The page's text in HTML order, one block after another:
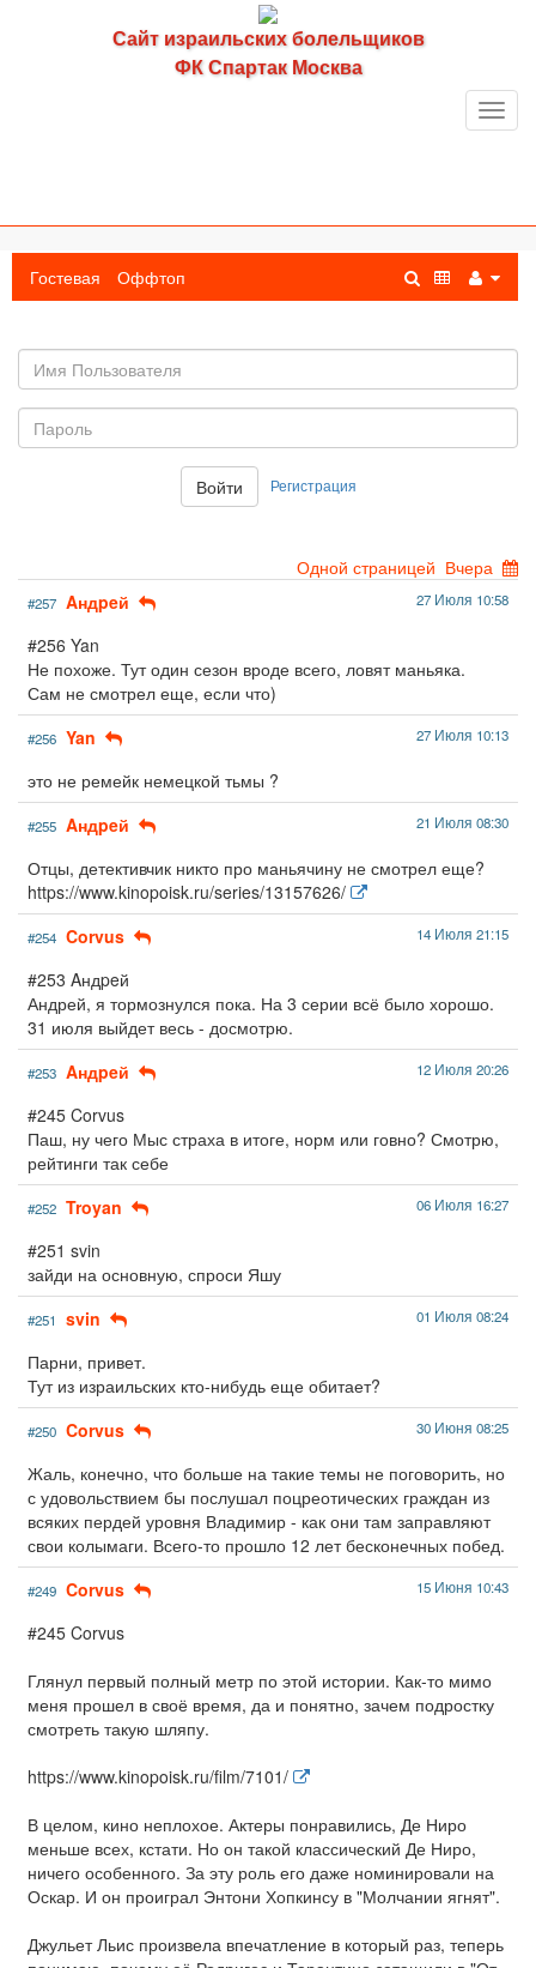
Сайт израильских болельщиков
ФК Спартак Москва
Гостевая Оффтоп
пользователя
Войти Регистрация
Одной страницей Вчера
#257 Aндpeй 27 Июля 10:58
#256 Yan
Не похоже. Тут один сезон вроде всего, ловят маньяка.
Сам не смотрел еще, если что)
#256 Yan 27 Июля 10:13
это не ремейк немецкой тьмы ?
#255 Aндpeй 21 Июля 08:30
Отцы, детективчик никто про маньячину не смотрел еще?
https://www.kinopoisk.ru/series/13157626/
#254 Corvus 14 Июля 21:15
#253 Aндpeй
Андрей, я тормознулся пока. На 3 серии всё было хорошо.
31 июля выйдет весь - досмотрю.
#253 Aндpeй 12 Июля 20:26
#245 Corvus
Паш, ну чего Мыс страха в итоге, норм или говно? Смотрю,
рейтинги так себе
#252 Troyan 06 Июля 16:27
#251 svin
зайди на основную, спроси Яшу
#251 svin 01 Июля 08:24
Парни, привет.
Тут из израильских кто-нибудь еще обитает?
#250 Corvus 30 Июня 08:25
Жаль, конечно, что больше на такие темы не поговорить, но
с удовольствием бы послушал поцреотических граждан из
всяких пердей уровня Владимир - как они там заправляют
свои колымаги. Всего-то прошло 12 лет бесконечных побед.
#249 Corvus 15 Июня 10:43
#245 Corvus
Глянул первый полный метр по этой истории. Как-то мимо
меня прошел в своё время, да и понятно, зачем подростку
смотреть такую шляпу.
https://www.kinopoisk.ru/film/7101/
В целом, кино неплохое. Актеры понравились, Де Ниро
меньше всех, кстати. Но он такой классический Де Ниро,
ничего особенного. За эту роль его даже номинировали на
Оскар. И он проиграл Энтони Хопкинсу в "Молчании ягнят".
Джульет Льис произвела впечатление в который раз, теперь